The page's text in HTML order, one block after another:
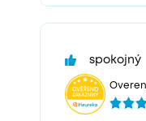
spokojný